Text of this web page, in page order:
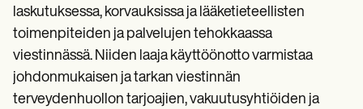
laskutuksessa, korvauksissa ja lääketieteellisten
toimenpiteiden ja palvelujen tehokkaassa
viestinnässä. Niiden laaja käyttöönotto varmistaa
johdonmukaisen ja tarkan viestinnän
terveydenhuollon tarjoajien, vakuutusyhtiöiden ja